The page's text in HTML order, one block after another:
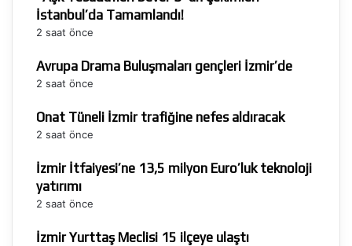
İstanbul’da Tamamlandı!
2 saat önce
Avrupa Drama Buluşmaları gençleri İzmir’de
2 saat önce
Onat Tüneli İzmir trafiğine nefes aldıracak
2 saat önce
İzmir İtfaiyesi’ne 13,5 milyon Euro’luk teknoloji
yatırımı
2 saat önce
İzmir Yurttaş Meclisi 15 ilçeye ulaştı